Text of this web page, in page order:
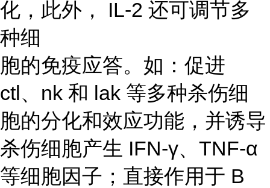
化，此外， IL-2 还可调节多
种细
胞的免疫应答。如：促进
ctl、nk 和 lak 等多种杀伤细
胞的分化和效应功能，并诱导
杀伤细胞产生 IFN-γ、TNF-α
等细胞因子；直接作用于 B